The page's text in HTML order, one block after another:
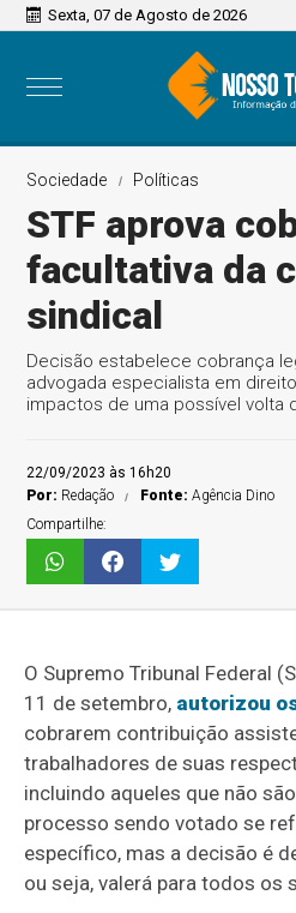
Sexta, 07 de Agosto de 2026
Sociedade Políticas
STF aprova
facultativa da
sindical
Decisão estabelece cobrança
advogada especialista em
impactos de uma possível volta
22/09/2023 às 16h20
Por: Redação Fonte:Agência Dino
Compartilhe:
O Supremo Tribunal Federal
11 de setembro, autorizou
cobrarem contribuição
trabalhadores de suas
incluindo aqueles que não
processo sendo votado se
específico, mas a decisão é
ou seja, valerá para todos os